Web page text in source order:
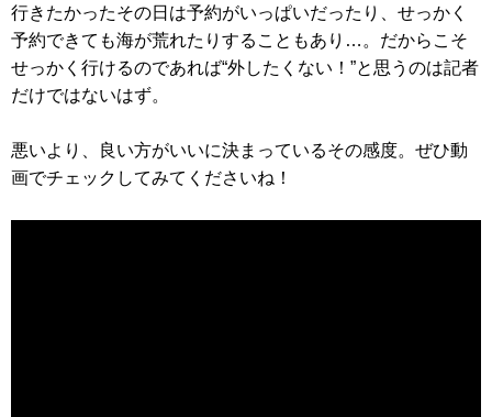
行きたかったその日は予約がいっぱいだったり、せっかく
予約できても海が荒れたりすることもあり…。だからこそ
せっかく行けるのであれば“外したくない！”と思うのは記者
だけではないはず。
悪いより、良い方がいいに決まっているその感度。ぜひ動
画でチェックしてみてくださいね！